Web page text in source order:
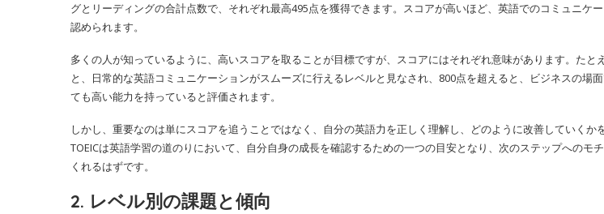
グとリーディングの合計点数で、それぞれ最高495点を獲得できます。スコアが高いほど、英語でのコミュニケ
認められます。
多くの人が知っているように、高いスコアを取ることが目標ですが、スコアにはそれぞれ意味があります。たと
と、日常的な英語コミュニケーションがスムーズに行えるレベルと見なされ、800点を超えると、ビジネスの場
ても高い能力を持っていると評価されます。
しかし、重要なのは単にスコアを追うことではなく、自分の英語力を正しく理解し、どのように改善していくか
TOEICは英語学習の道のりにおいて、自分自身の成長を確認するための一つの目安となり、次のステップへのモ
くれるはずです。
2. レベル別の課題と傾向